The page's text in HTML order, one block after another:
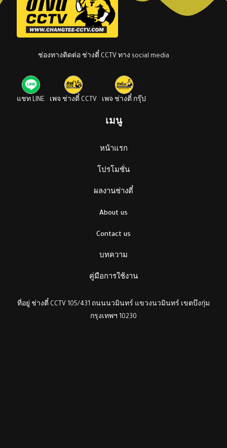
ช่องทางติดต่อ ช่างตี๋ CCTV ทาง social media
แชท LINE เพจ ช่างตี๋ CCTV เพจ ช่างตี๋ กรุ๊ป
เมนู
หน้าแรก
โปรโมชั่น
ผลงานช่างตี๋
About us
Contact us
บทความ
คู่มือการใช้งาน
ที่อยู่ ช่างตี๋ CCTV 105/431 ถนนนวมินทร์ แขวงนวมินทร์ เขตบึงกุ่ม
กรุงเทพฯ 10230